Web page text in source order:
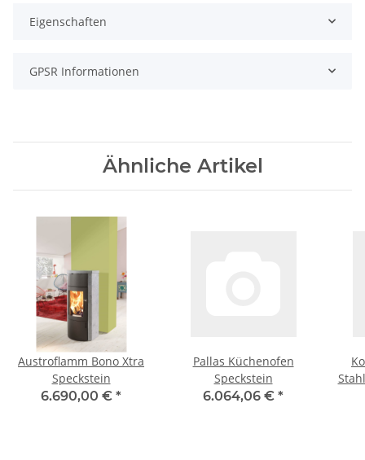
Eigenschaften
GPSR Informationen
Ähnliche Artikel
Austroflamm Bono Xtra
Speckstein
6.690,00 € *
Pallas Küchenofen
Speckstein
6.064,06 € *